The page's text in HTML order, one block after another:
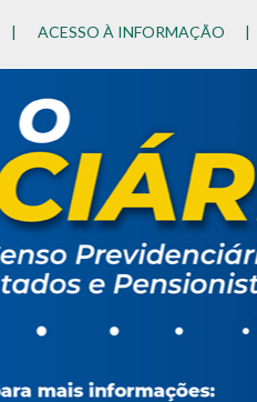
| ACESSO À INFORMAÇÃO |